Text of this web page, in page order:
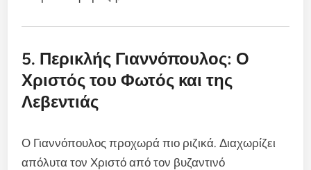
5. Περικλής Γιαννόπουλος: Ο
Χριστός του Φωτός και της
Λεβεντιάς
Ο Γιαννόπουλος προχωρά πιο ριζικά. Διαχωρίζει
απόλυτα τον Χριστό από τον βυζαντινό